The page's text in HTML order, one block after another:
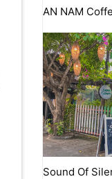
AN NAM
Sound Of